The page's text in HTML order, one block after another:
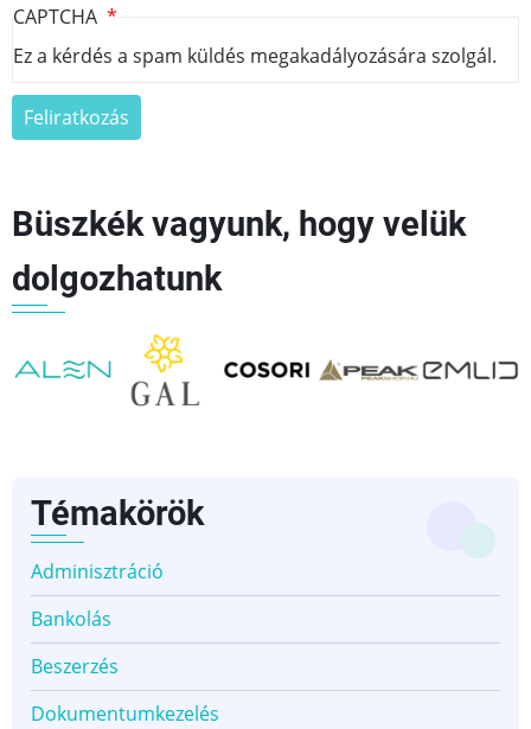
CAPTCHA
Ez a kérdés a spam küldés megakadályozására szolgál.
Büszkék vagyunk, hogy velük
dolgozhatunk
Témakörök
Adminisztráció
Bankolás
Beszerzés
Dokumentumkezelés